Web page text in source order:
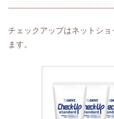
チェックアップはネットシ
ます。